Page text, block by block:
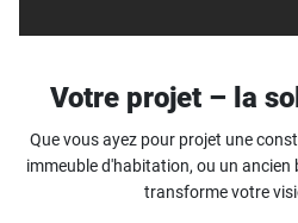
Votre projet – la
Que vous ayez pour projet une
immeuble d'habitation, ou un ancien
transforme votre